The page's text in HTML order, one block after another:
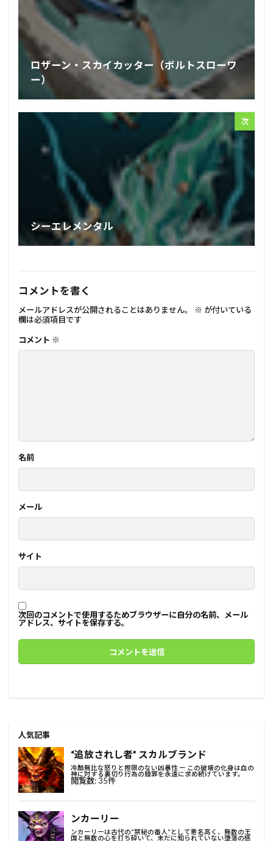
ロザーン・スカイカッター（ボルトスローワ
ー）
次
シーエレメンタル
コメントを書く
メールアドレスが公開されることはありません。 ※ が付いている
欄は必須項目です
コメント ※
名前
メール
サイト
次回のコメントで使用するためブラウザーに自分の名前、メール
アドレス、サイトを保存する。
人気記事